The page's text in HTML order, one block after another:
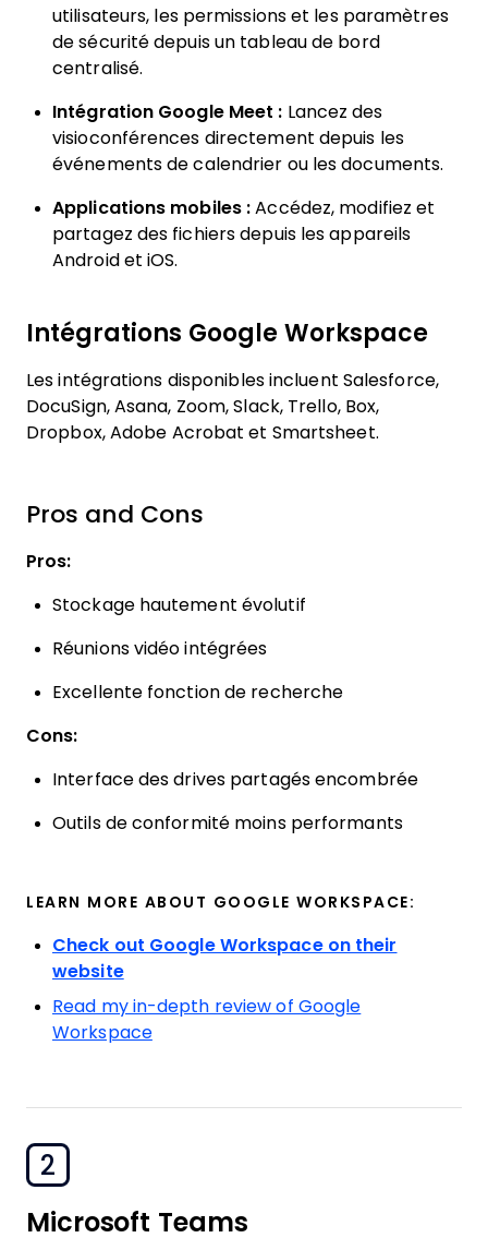
utilisateurs, les permissions et les paramètres
de sécurité depuis un tableau de bord
centralisé.
Intégration Google Meet : Lancez des
visioconférences directement depuis les
événements de calendrier ou les documents.
Applications mobiles : Accédez, modifiez et
partagez des fichiers depuis les appareils
Android et iOS.
Intégrations Google Workspace
Les intégrations disponibles incluent Salesforce,
DocuSign, Asana, Zoom, Slack, Trello, Box,
Dropbox, Adobe Acrobat et Smartsheet.
Pros and Cons
Pros:
Stockage hautement évolutif
Réunions vidéo intégrées
Excellente fonction de recherche
Cons:
Interface des drives partagés encombrée
Outils de conformité moins performants
LEARN MORE ABOUT GOOGLE WORKSPACE:
Check out Google Workspace on their
website
Read my in-depth review of Google
Workspace
2
Microsoft Teams